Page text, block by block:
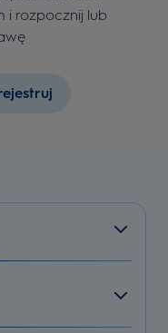
i rozpocznij lub